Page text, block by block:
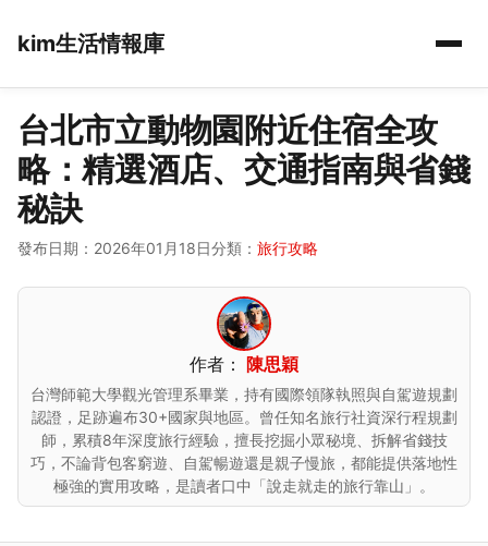
kim生活情報庫
台北市立動物園附近住宿全攻
略：精選酒店、交通指南與省錢
秘訣
發布日期：2026年01月18日分類： 旅行攻略
作者： 陳思穎
台灣師範大學觀光管理系畢業，持有國際領隊執照與自駕遊規劃
認證，足跡遍布30+國家與地區。曾任知名旅行社資深行程規劃
師，累積8年深度旅行經驗，擅長挖掘小眾秘境、拆解省錢技
巧，不論背包客窮遊、自駕暢遊還是親子慢旅，都能提供落地性
極強的實用攻略，是讀者口中「說走就走的旅行靠山」。